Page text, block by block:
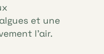
et une
l'air.